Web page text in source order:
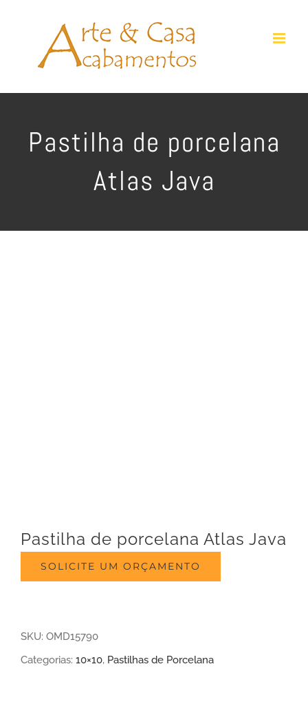
Pastilha de porcelana
Atlas Java
Pastilha de porcelana Atlas Java
SOLICITE UM ORÇAMENTO
SKU: OMD15790
Categorias: 10×10, Pastilhas de Porcelana